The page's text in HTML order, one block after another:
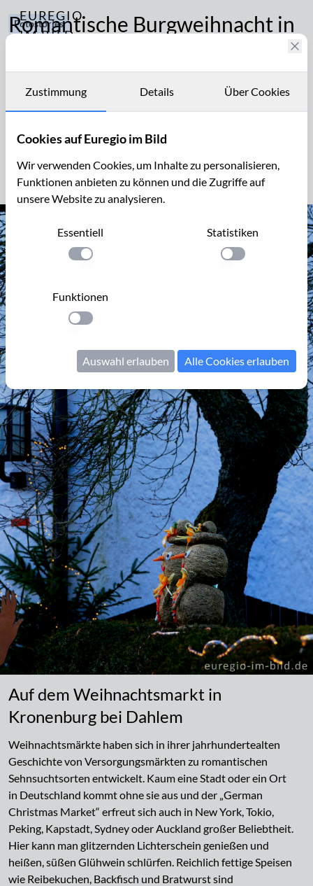
EUREGIO
IM BILD
Archiv
Kontakt
Fotostories
Märkte
Jahreszeitliches
Romantische Burgweihnacht in
Kälte und Finsternis, ein Mittel, das bei sorgfältiger
nebenwirkungsfrei Gefühle von großer Feierlichkeit
und Gemütlichkeit erzeugt: der Besuch eines
Weihnachtsmarktes!
Auf dem Weihnachtsmarkt in
Kronenburg bei Dahlem
Weihnachtsmärkte haben sich in ihrer jahrhundertealten
Geschichte von Versorgungsmärkten zu romantischen
Sehnsuchtsorten entwickelt. Kaum eine Stadt oder ein Ort
in Deutschland kommt ohne sie aus und der „German
Christmas Market“ erfreut sich auch in New York, Tokio,
Peking, Kapstadt, Sydney oder Auckland großer Beliebtheit.
Hier kann man glitzernden Lichterschein genießen und
heißen, süßen Glühwein schlürfen. Reichlich fettige Speisen
wie Reibekuchen, Backfisch und Bratwurst sind
Zustimmung Details Über Cookies
Cookies auf Euregio im Bild
Wir verwenden Cookies, um Inhalte zu personalisieren,
Funktionen anbieten zu können und die Zugriffe auf
unsere Website zu analysieren.
Essentiell
Einstellung anwenden
Statistiken
Einstellung
Funktionen
Einstellung anwenden
Auswahl erlauben Alle Cookies erlauben